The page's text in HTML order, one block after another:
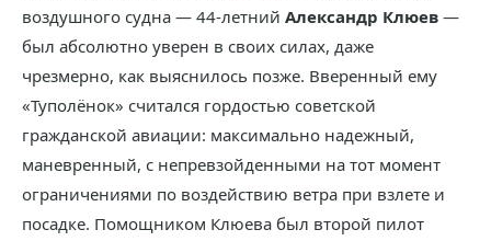
воздушного судна — 44-летний Александр Клюев —
был абсолютно уверен в своих силах, даже
чрезмерно, как выяснилось позже. Вверенный ему
«Туполёнок» считался гордостью советской
гражданской авиации: максимально надежный,
маневренный, с непревзойденными на тот момент
ограничениями по воздействию ветра при взлете и
посадке. Помощником Клюева был второй пилот